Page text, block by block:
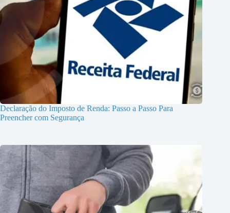
Declaração do Imposto de Renda: Passo a Passo Para
Preencher com Segurança